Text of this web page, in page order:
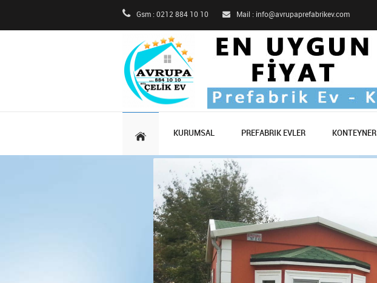
Gsm : 0212 884 10 10 Mail : info@avrupaprefabrikev.com
KURUMSAL PREFABRIK EVLER KONTEYNER